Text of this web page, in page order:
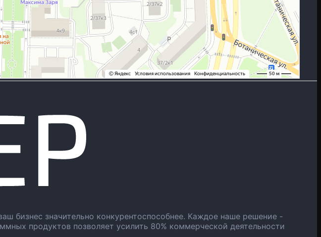
бизнес значительно конкурентоспособнее. Каждое наше решение -
продуктов позволяет усилить 80% коммерческой деятельности